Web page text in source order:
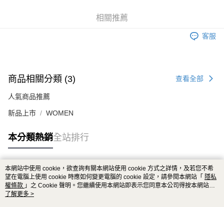
相關推薦
客服
商品相關分類 (3) 查看全部
人氣商品推薦
新品上市 WOMEN
本分類熱銷全站排行
熱門標籤
本網站中使用 cookie，欲查詢有關本網站使用 cookie 方式之詳情，及若您不希
望在電腦上使用 cookie 時應如何變更電腦的 cookie 設定，請參閱本網站「 隱私
權條款 」之 Cookie 聲明。您繼續使用本網站即表示您同意本公司得按本網站使
用條款之 Cookie 聲明使用 cookie。
了解更多 >